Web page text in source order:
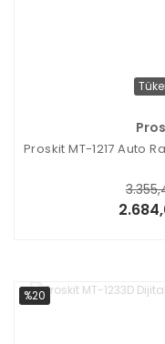
Proskit MT-1217 Auto
%20